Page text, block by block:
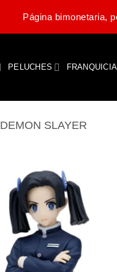
Página bimonetaria,
PELUCHES FRANQUICIA
DEMON SLAYER